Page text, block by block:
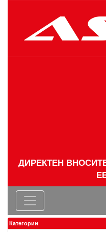
ДИРЕКТЕН
Категории